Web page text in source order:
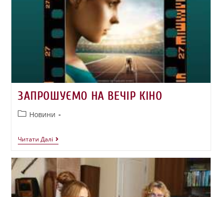
ЗАПРОШУЄМО НА ВЕЧІР КІНО
Новини
Читати Далі